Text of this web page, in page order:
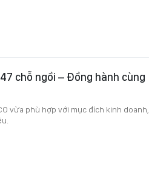
chỗ ngồi – Đồng hành cùng
vừa phù hợp với mục đích kinh doanh,